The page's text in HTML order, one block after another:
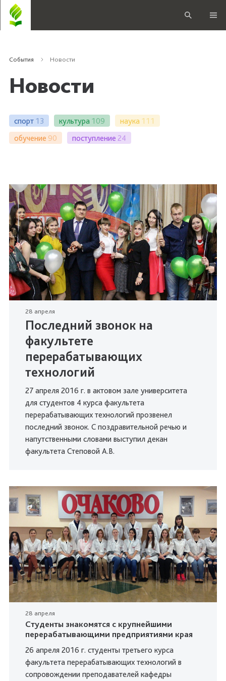
События Новости
Новости
спорт 13 культура 109 наука 111
обучение 90 поступление 24
28 апреля
Последний звонок на
факультете
перерабатывающих
технологий
27 апреля 2016 г. в актовом зале университета
для студентов 4 курса факультета
перерабатывающих технологий прозвенел
последний звонок. С поздравительной речью и
напутственными словами выступил декан
факультета Степовой А.В.
28 апреля
Студенты знакомятся с крупнейшими
перерабатывающими предприятиями края
26 апреля 2016 г. студенты третьего курса
факультета перерабатывающих технологий в
сопровождении преподавателей кафедры